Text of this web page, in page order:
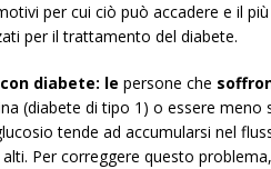
per cui ciò può accadere e il
per il trattamento del diabete.
diabete: le persone che
(diabete di tipo 1) o essere meno
tende ad accumularsi nel
Per correggere questo